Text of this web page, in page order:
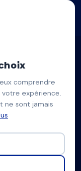
comprendre
votre expérience.
ne sont jamais